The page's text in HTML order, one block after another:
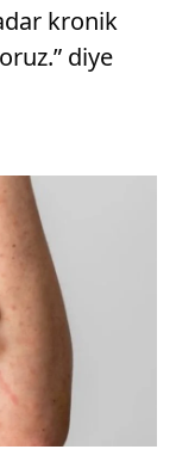
kronik
diye